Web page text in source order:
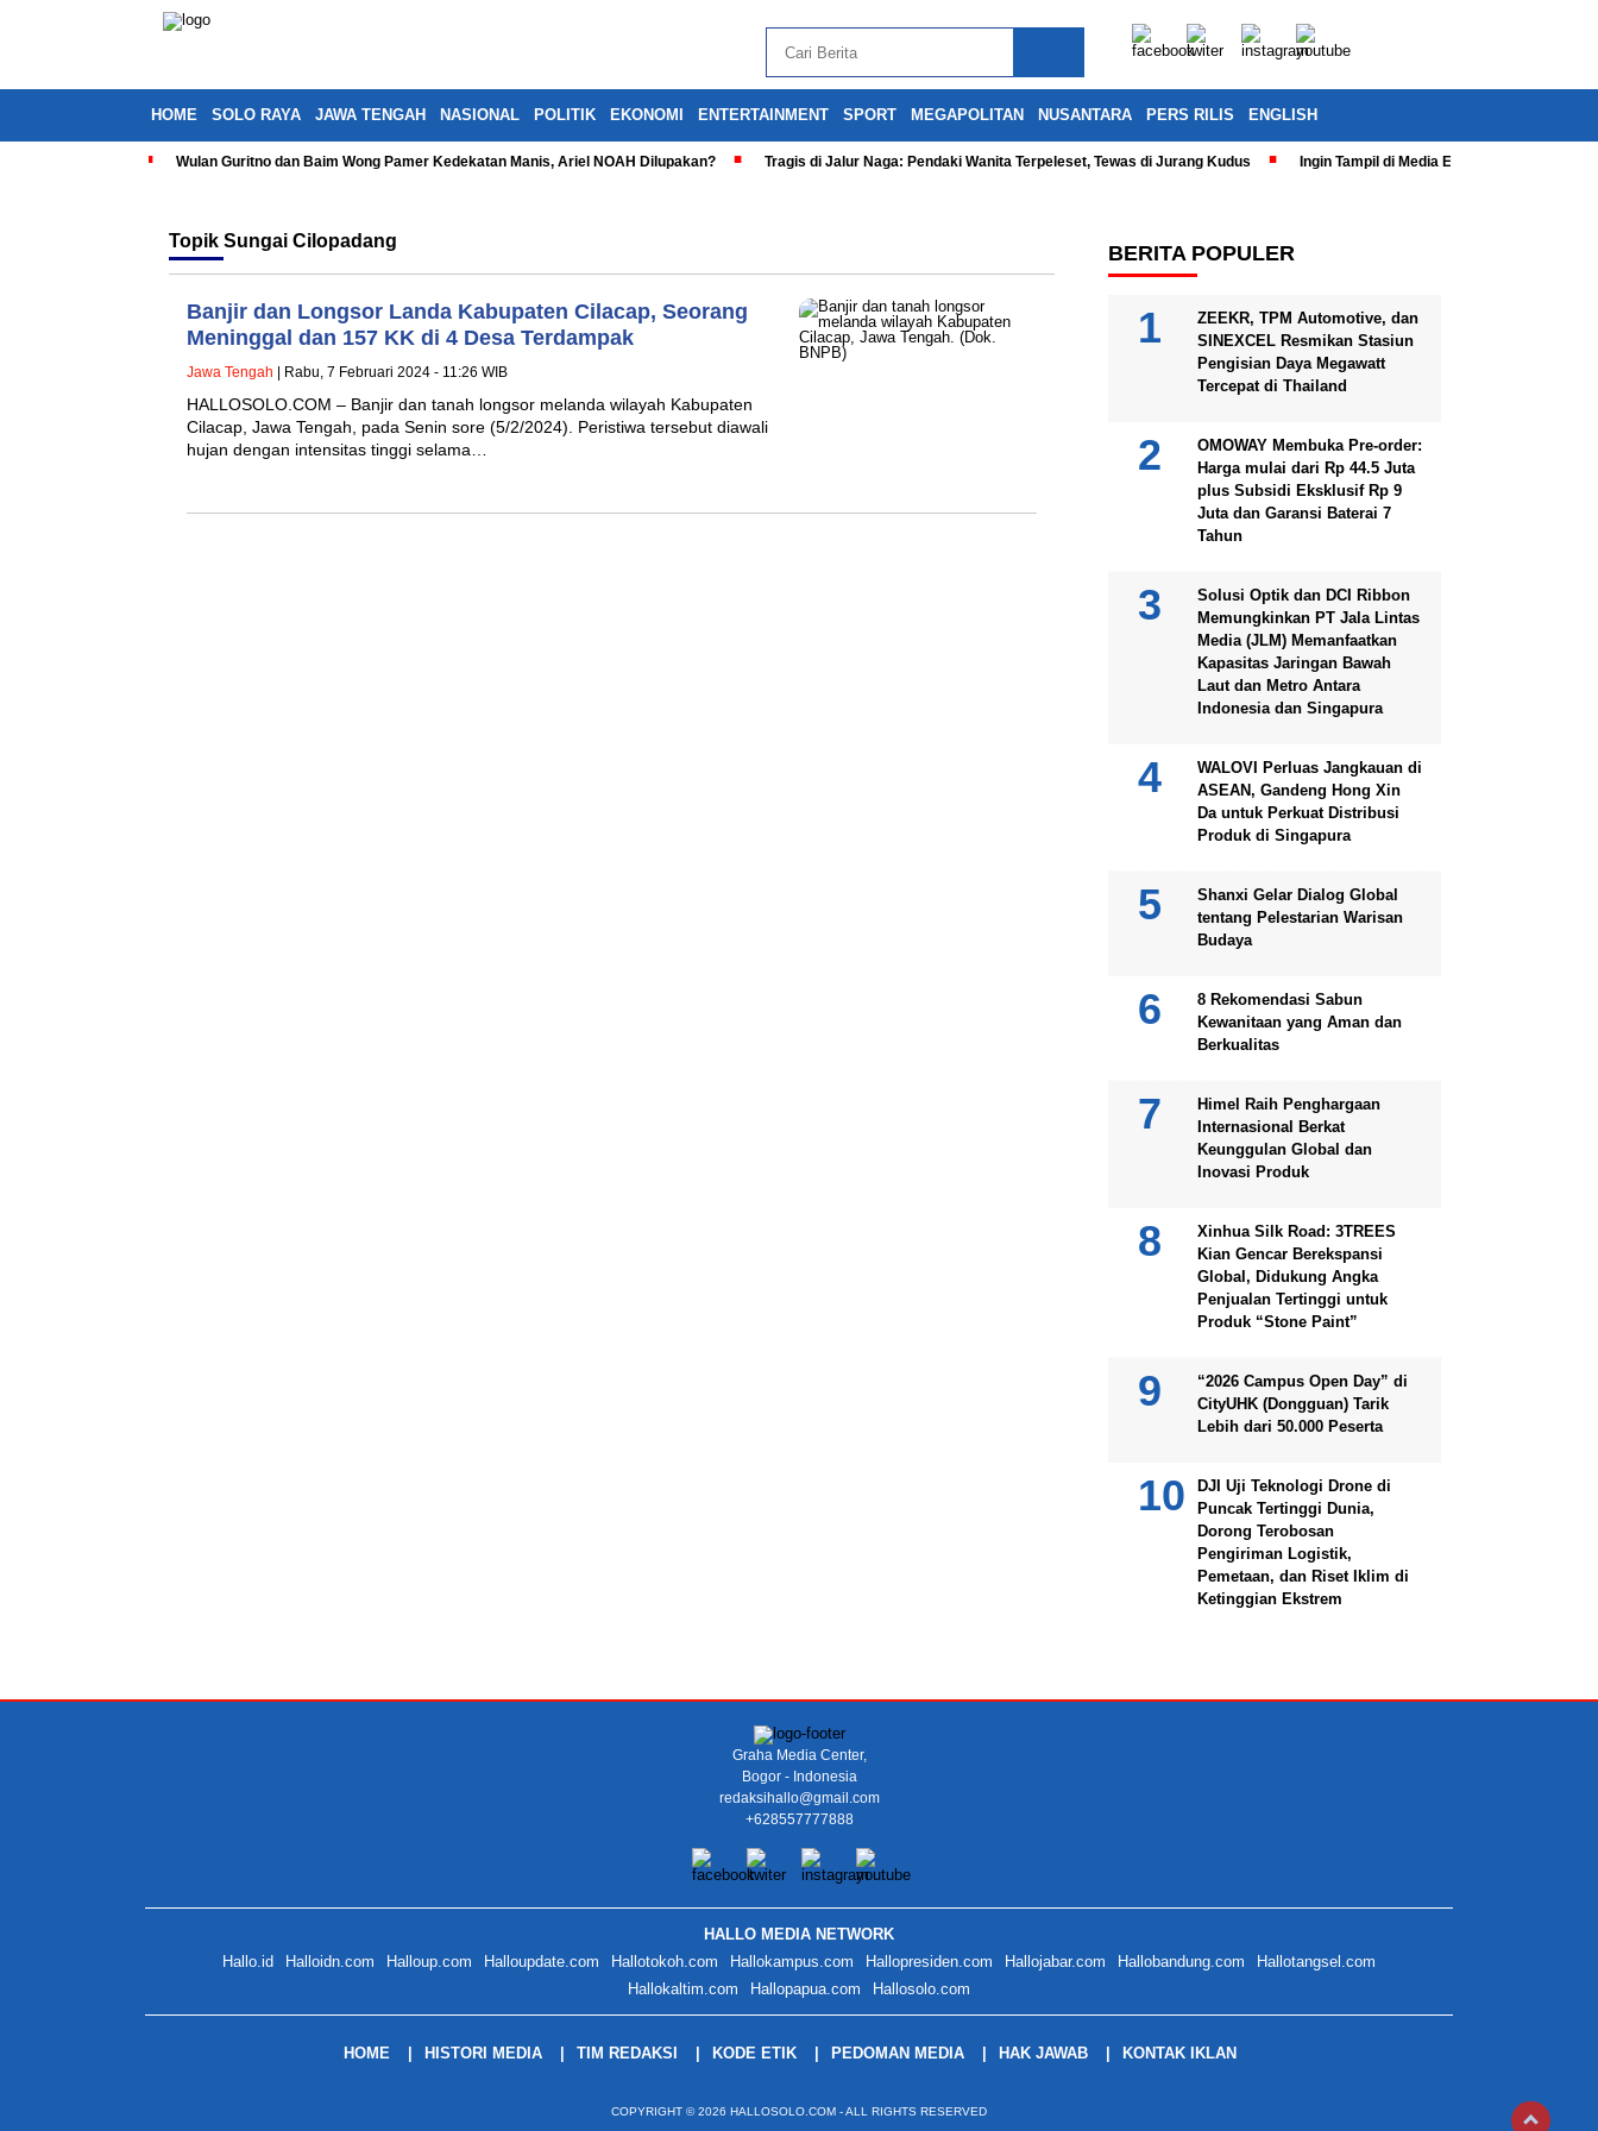
HOME SOLO RAYA JAWA TENGAH NASIONAL POLITIK EKONOMI ENTERTAINMENT SPORT MEGAPOLITAN NUSANTARA PERS RILIS ENGLISH
Wulan Guritno dan Baim Wong Pamer Kedekatan Manis, Ariel NOAH Dilupakan? Tragis di Jalur Naga: Pendaki Wanita Terpeleset, Tewas di Jurang Kudus Ingin Tampil di Media Ekonomi dan Bisnis
Topik Sungai Cilopadang
Banjir dan Longsor Landa Kabupaten Cilacap, Seorang
Meninggal dan 157 KK di 4 Desa Terdampak
Jawa Tengah | Rabu, 7 Februari 2024 - 11:26 WIB
HALLOSOLO.COM – Banjir dan tanah longsor melanda wilayah Kabupaten
Cilacap, Jawa Tengah, pada Senin sore (5/2/2024). Peristiwa tersebut diawali
hujan dengan intensitas tinggi selama…
BERITA POPULER
ZEEKR, TPM Automotive, dan
SINEXCEL Resmikan Stasiun
Pengisian Daya Megawatt
Tercepat di Thailand
OMOWAY Membuka Pre-order:
Harga mulai dari Rp 44.5 Juta
plus Subsidi Eksklusif Rp 9
Juta dan Garansi Baterai 7
Tahun
Solusi Optik dan DCI Ribbon
Memungkinkan PT Jala Lintas
Media (JLM) Memanfaatkan
Kapasitas Jaringan Bawah
Laut dan Metro Antara
Indonesia dan Singapura
WALOVI Perluas Jangkauan di
ASEAN, Gandeng Hong Xin
Da untuk Perkuat Distribusi
Produk di Singapura
Shanxi Gelar Dialog Global
tentang Pelestarian Warisan
Budaya
8 Rekomendasi Sabun
Kewanitaan yang Aman dan
Berkualitas
Himel Raih Penghargaan
Internasional Berkat
Keunggulan Global dan
Inovasi Produk
Xinhua Silk Road: 3TREES
Kian Gencar Berekspansi
Global, Didukung Angka
Penjualan Tertinggi untuk
Produk “Stone Paint”
“2026 Campus Open Day” di
CityUHK (Dongguan) Tarik
Lebih dari 50.000 Peserta
DJI Uji Teknologi Drone di
Puncak Tertinggi Dunia,
Dorong Terobosan
Pengiriman Logistik,
Pemetaan, dan Riset Iklim di
Ketinggian Ekstrem
Graha Media Center,
Bogor - Indonesia
redaksihallo@gmail.com
+628557777888
HALLO MEDIA NETWORK
Hallo.id
Halloidn.com Halloup.com Halloupdate.com Hallotokoh.com Hallokampus.com Hallopresiden.com Hallojabar.com Hallobandung.com
Hallotangsel.com
Hallokaltim.com
Hallopapua.com Hallosolo.com
HOME HISTORI MEDIA TIM REDAKSI KODE ETIK PEDOMAN MEDIA HAK JAWAB KONTAK IKLAN
COPYRIGHT © 2026 HALLOSOLO.COM - ALL RIGHTS RESERVED